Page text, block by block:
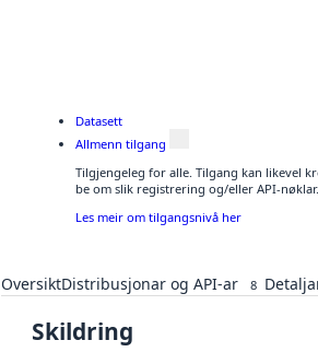
Datasett
Allmenn tilgang
Tilgjengeleg for alle. Tilgang kan likevel
be om slik registrering og/eller API-nøklar.
Les meir om tilgangsnivå her
OversiktDistribusjonar og API-ar 8
Skildring